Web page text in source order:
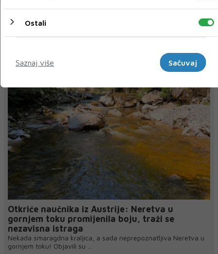
NAJNOVIJE NAJČITANIJE
Otkriće naučnika iz Austrije: Neretva u
gornjem toku promijenila boju, traži se
nezavisna istraga
Nekada smaragdna kraljica, a sada neprepoznatljiva Neretva u
gornjem toku! Objavili su ...
Ostali
Saznaj više
Sačuvaj